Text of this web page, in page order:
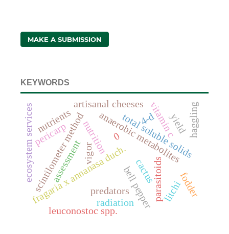
MAKE A SUBMISSION
KEYWORDS
fragaria x annanasa duch.
anaerobic metabolites
total soluble solids
vitamin c
bell pepper
scintilometer method
leuconostoc spp.
artisanal cheeses
predators parasitoids
assessment
ecosystem services
litchi
nutrition
pericarp
radiation
nutrients
vigor
cactus
0
4-d
fodder
yieldhaggling